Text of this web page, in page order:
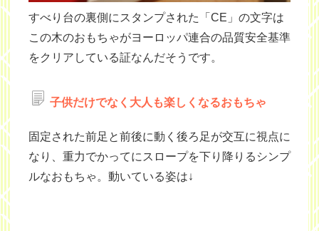
すべり台の裏側にスタンプされた「CE」の文字は
この木のおもちゃがヨーロッパ連合の品質安全基準
をクリアしている証なんだそうです。
子供だけでなく大人も楽しくなるおもちゃ
固定された前足と前後に動く後ろ足が交互に視点に
なり、重力でかってにスロープを下り降りるシンプ
ルなおもちゃ。動いている姿は↓